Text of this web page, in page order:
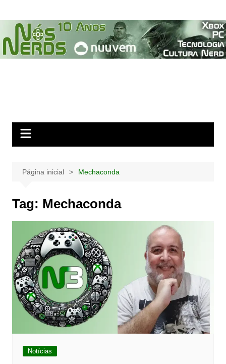
para
conteúdo
Página inicial Mechaconda
Tag: Mechaconda
Notícias